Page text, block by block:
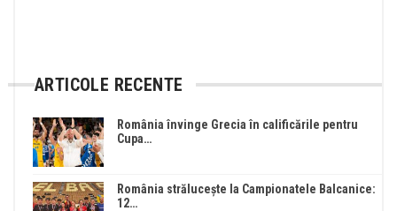
ARTICOLE RECENTE
România învinge Grecia în calificările pentru
Cupa…
România strălucește la Campionatele Balcanice:
12…